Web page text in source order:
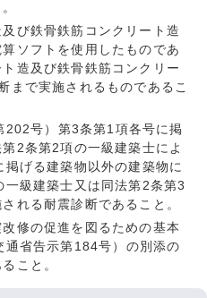
び鉄骨鉄筋コンクリート造
ソフトを使用したものであ
造及び鉄骨鉄筋コンクリー
まで実施されるものであるこ
号）第3条第1項各号に掲
2条第2項の一級建築士によ
げる建築物以外の建築物に
級建築士又は同法第2条第3
れる耐震診断であること。
修の促進を図るための基本
通省告示第184号）の別添の
こと。